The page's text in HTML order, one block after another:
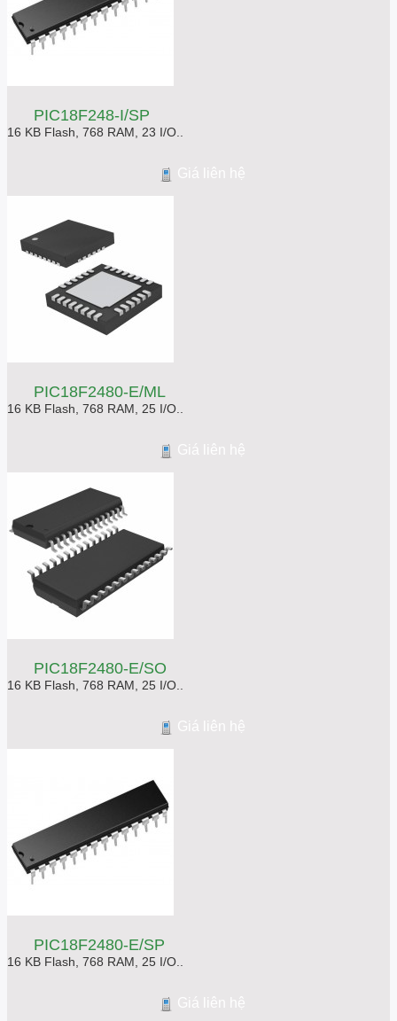
PIC18F248-I/SP
16 KB Flash, 768 RAM, 23 I/O..
Giá liên hệ
PIC18F2480-E/ML
16 KB Flash, 768 RAM, 25 I/O..
Giá liên hệ
PIC18F2480-E/SO
16 KB Flash, 768 RAM, 25 I/O..
Giá liên hệ
PIC18F2480-E/SP
16 KB Flash, 768 RAM, 25 I/O..
Giá liên hệ